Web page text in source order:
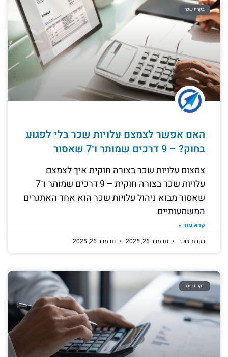
בקרת שכר
האם אפשר לצמצם עלויות שכר בלי לפגוע
בחוק? – 9 דרכים שמותר ו־7 שאסור
צמצום עלויות שכר בצורה חוקית איך לצמצם
עלויות שכר בצורה חוקית – 9 דרכים שמותר ו־7
שאסור מבוא ניהול עלויות שכר הוא אחד האתגרים
המשמעותיים
קרא עוד »
בקרת שכר
נובמבר 26, 2025 נובמבר 26, 2025
בקרת שכר